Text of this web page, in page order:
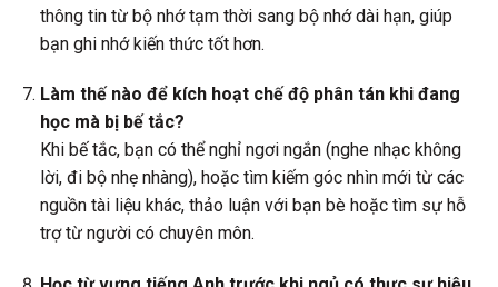
thông tin từ bộ nhớ tạm thời sang bộ nhớ dài hạn, giúp
bạn ghi nhớ kiến thức tốt hơn.
Làm thế nào để kích hoạt chế độ phân tán khi đang
học mà bị bế tắc?
Khi bế tắc, bạn có thể nghỉ ngơi ngắn (nghe nhạc không
lời, đi bộ nhẹ nhàng), hoặc tìm kiếm góc nhìn mới từ các
nguồn tài liệu khác, thảo luận với bạn bè hoặc tìm sự hỗ
trợ từ người có chuyên môn.